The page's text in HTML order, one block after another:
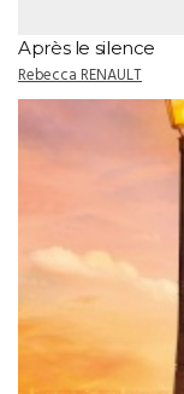
Après le silence
Rebecca RENAULT